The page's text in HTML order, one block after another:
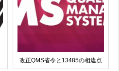
改正QMS省令と13485の相違点